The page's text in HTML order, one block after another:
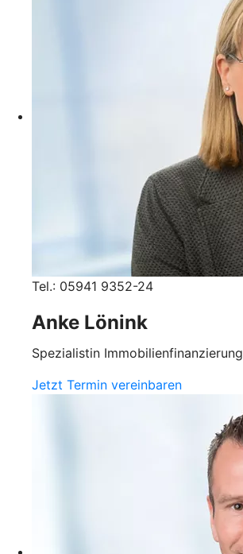
Tel.: 05941 9352-24
Anke Lönink
Spezialistin Immobilienfinanzierung
Jetzt Termin vereinbaren